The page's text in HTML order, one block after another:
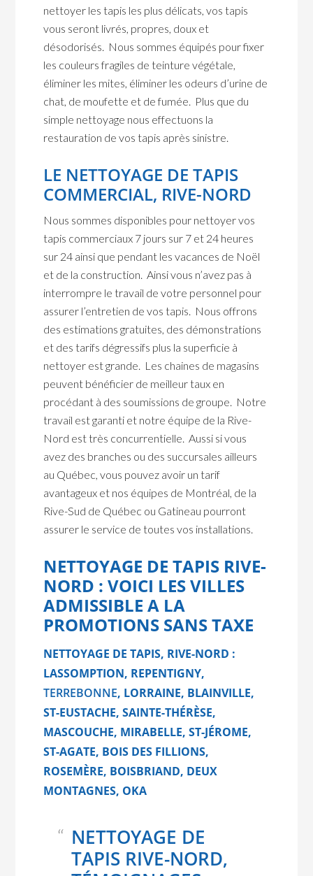
nettoyer les tapis les plus délicats, vos tapis
vous seront livrés, propres, doux et
désodorisés. Nous sommes équipés pour fixer
les couleurs fragiles de teinture végétale,
éliminer les mites, éliminer les odeurs d’urine de
chat, de moufette et de fumée. Plus que du
simple nettoyage nous effectuons la
restauration de vos tapis après sinistre.
LE NETTOYAGE DE TAPIS
COMMERCIAL, RIVE-NORD
Nous sommes disponibles pour nettoyer vos
tapis commerciaux 7 jours sur 7 et 24 heures
sur 24 ainsi que pendant les vacances de Noël
et de la construction. Ainsi vous n’avez pas à
interrompre le travail de votre personnel pour
assurer l’entretien de vos tapis. Nous offrons
des estimations gratuites, des démonstrations
et des tarifs dégressifs plus la superficie à
nettoyer est grande. Les chaines de magasins
peuvent bénéficier de meilleur taux en
procédant à des soumissions de groupe. Notre
travail est garanti et notre équipe de la Rive-
Nord est très concurrentielle. Aussi si vous
avez des branches ou des succursales ailleurs
au Québec, vous pouvez avoir un tarif
avantageux et nos équipes de Montréal, de la
Rive-Sud de Québec ou Gatineau pourront
assurer le service de toutes vos installations.
NETTOYAGE DE TAPIS RIVE-
NORD : VOICI LES VILLES
ADMISSIBLE A LA
PROMOTIONS SANS TAXE
NETTOYAGE DE TAPIS, RIVE-NORD :
LASSOMPTION, REPENTIGNY,
TERREBONNE, LORRAINE, BLAINVILLE,
ST-EUSTACHE, SAINTE-THÉRÈSE,
MASCOUCHE, MIRABELLE, ST-JÉROME,
ST-AGATE, BOIS DES FILLIONS,
ROSEMÈRE, BOISBRIAND, DEUX
MONTAGNES, OKA
NETTOYAGE DE
TAPIS RIVE-NORD,